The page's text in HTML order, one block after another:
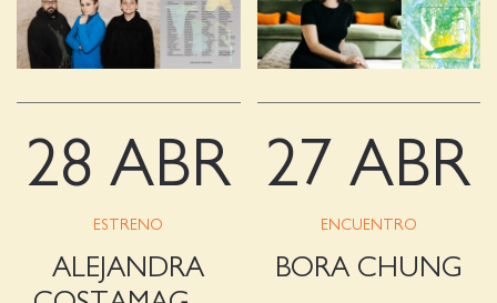
28 ABR
ESTRENO
ALEJANDRA
27 ABR
ENCUENTRO
BORA CHUNG